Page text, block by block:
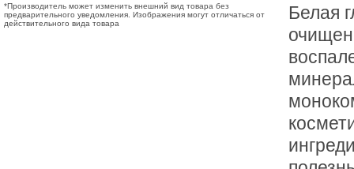
*Производитель может изменить внешний вид товара без
предварительного уведомления. Изображения могут отличаться от
действительного вида товара
Белая